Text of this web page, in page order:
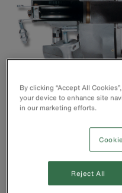
As máquinas de
By clicking “Accept All
your device to enhance site
in our marketing efforts.
Reject All